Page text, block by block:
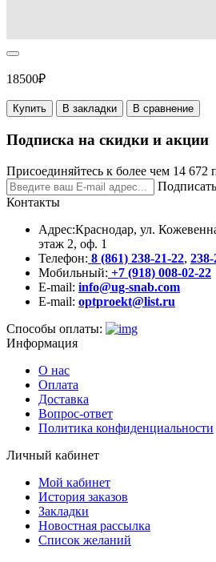
18500₽
Купить В закладки В сравнение
Подписка на скидки и акции
Присоединяйтесь к более чем 14 672
Контакты
Адрес:Краснодар, ул.
этаж 2, оф. 1
Телефон: 8 (861) 238-21-22,
Мобильный: +7 (918) 008-02-22
E-mail: info@ug-snab.com
E-mail: optproekt@list.ru
Способы оплаты:
Информация
О нас
Оплата
Доставка
Вопрос-ответ
Политика конфиденциальности
Личный кабинет
Мой кабинет
История заказов
Закладки
Новостная рассылка
Список желаний